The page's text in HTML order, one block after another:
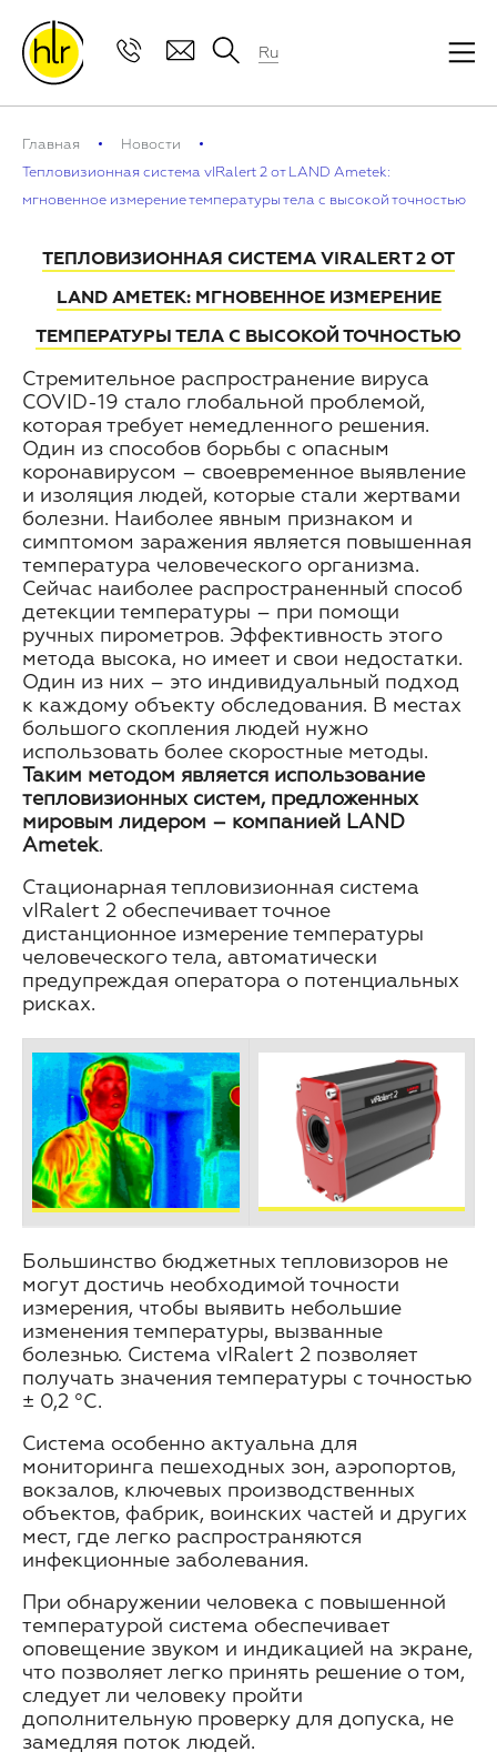
Ru
Главная
Новости
Тепловизионная система vIRalert 2 от LAND Ametek:
мгновенное измерение температуры тела с высокой точностью
ТЕПЛОВИЗИОННАЯ СИСТЕМА VIRALERT 2 ОТ
LAND AMETEK: МГНОВЕННОЕ ИЗМЕРЕНИЕ
ТЕМПЕРАТУРЫ ТЕЛА С ВЫСОКОЙ ТОЧНОСТЬЮ
Стремительное распространение вируса
COVID-19 стало глобальной проблемой,
которая требует немедленного решения.
Один из способов борьбы с опасным
коронавирусом – своевременное выявление
и изоляция людей, которые стали жертвами
болезни. Наиболее явным признаком и
симптомом заражения является повышенная
температура человеческого организма.
Сейчас наиболее распространенный способ
детекции температуры – при помощи
ручных пирометров. Эффективность этого
метода высока, но имеет и свои недостатки.
Один из них – это индивидуальный подход
к каждому объекту обследования. В местах
большого скопления людей нужно
использовать более скоростные методы.
Таким методом является использование
тепловизионных систем, предложенных
мировым лидером – компанией LAND
Ametek.
Стационарная тепловизионная система
vIRalert 2 обеспечивает точное
дистанционное измерение температуры
человеческого тела, автоматически
предупреждая оператора о потенциальных
рисках.
Большинство бюджетных тепловизоров не
могут достичь необходимой точности
измерения, чтобы выявить небольшие
изменения температуры, вызванные
болезнью. Система vIRalert 2 позволяет
получать значения температуры с точностью
± 0,2 °С.
Система особенно актуальна для
мониторинга пешеходных зон, аэропортов,
вокзалов, ключевых производственных
объектов, фабрик, воинских частей и других
мест, где легко распространяются
инфекционные заболевания.
При обнаружении человека с повышенной
температурой система обеспечивает
оповещение звуком и индикацией на экране,
что позволяет легко принять решение о том,
следует ли человеку пройти
дополнительную проверку для допуска, не
замедляя поток людей.